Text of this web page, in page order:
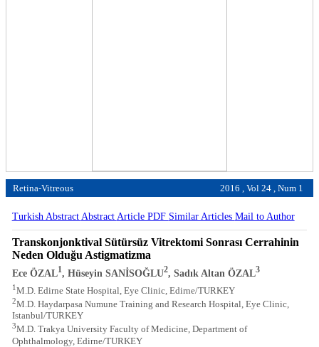
Retina-Vitreous 2016 , Vol 24 , Num 1
Turkish Abstract Abstract Article PDF Similar Articles Mail to Author
Transkonjonktival Sütürsüz Vitrektomi Sonrası Cerrahinin
Neden Olduğu Astigmatizma
Ece ÖZAL1, Hüseyin SANİSOĞLU2, Sadık Altan ÖZAL3
1M.D. Edirne State Hospital, Eye Clinic, Edirne/TURKEY
2M.D. Haydarpasa Numune Training and Research Hospital, Eye Clinic,
Istanbul/TURKEY
3M.D. Trakya University Faculty of Medicine, Department of
Ophthalmology, Edirne/TURKEY